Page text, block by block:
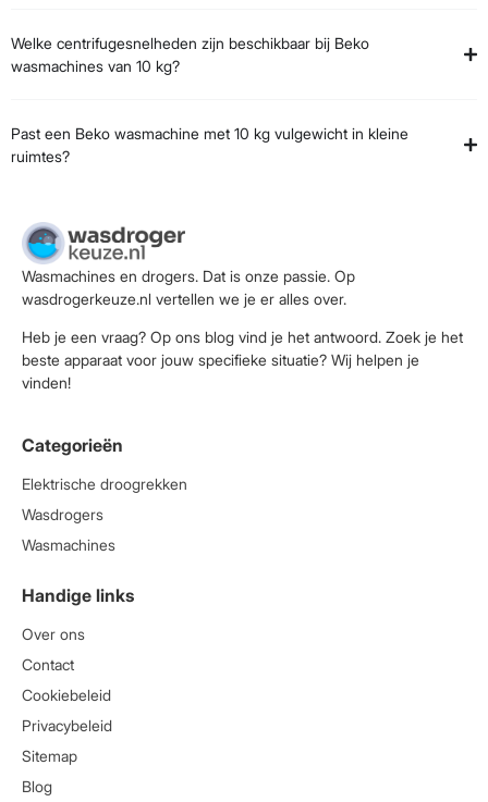
Welke centrifugesnelheden zijn beschikbaar bij Beko
wasmachines van 10 kg?
Past een Beko wasmachine met 10 kg vulgewicht in kleine
ruimtes?
Wasmachines en drogers. Dat is onze passie. Op
wasdrogerkeuze.nl vertellen we je er alles over.
Heb je een vraag? Op ons blog vind je het antwoord. Zoek je het
beste apparaat voor jouw specifieke situatie? Wij helpen je
vinden!
Categorieën
Elektrische droogrekken
Wasdrogers
Wasmachines
Handige links
Over ons
Contact
Cookiebeleid
Privacybeleid
Sitemap
Blog